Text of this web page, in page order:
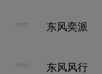
东风奕派
东风风行